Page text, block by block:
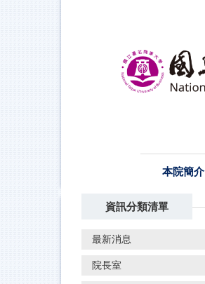
本院簡介
資訊分類清單
最新消息
院長室